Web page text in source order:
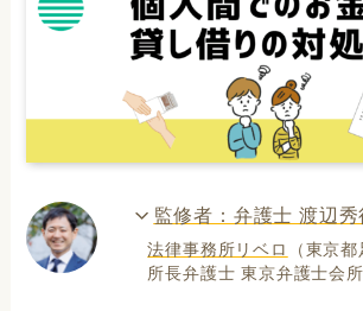
監修者：弁護士 渡辺秀
法律事務所リベロ
（東京都
所長弁護士 東京弁護士会